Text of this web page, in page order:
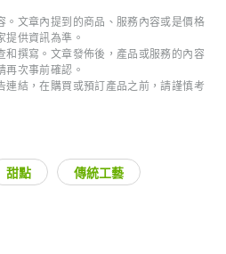
。文章內提到的商品、服務內容或是價格
提供資訊為準。
撰寫。文章發佈後，產品或服務的內容
再次事前確認。
連結，在購買或預訂產品之前，請謹慎考
甜點
傳統工藝